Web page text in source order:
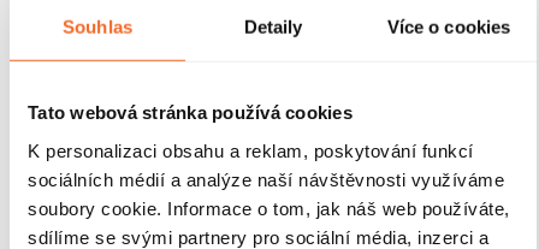
Souhlas Detaily Více o cookies
Tato webová stránka používá cookies
K personalizaci obsahu a reklam, poskytování funkcí
sociálních médií a analýze naší návštěvnosti využíváme
soubory cookie. Informace o tom, jak náš web používáte,
sdílíme se svými partnery pro sociální média, inzerci a